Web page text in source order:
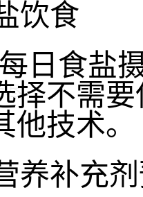
饮食
日食盐
择不需
技术。
养补充